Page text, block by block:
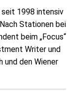
1998 intensiv
Stationen bei
beim „Focus“
Writer und
und den Wiener